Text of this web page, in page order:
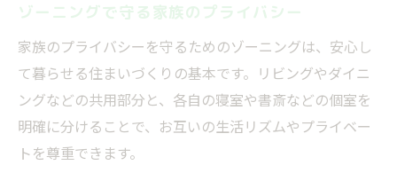
ゾーニングで守る家族のプライバシー
家族のプライバシーを守るためのゾーニングは、安心し
て暮らせる住まいづくりの基本です。リビングやダイニ
ングなどの共用部分と、各自の寝室や書斎などの個室を
明確に分けることで、お互いの生活リズムやプライベー
トを尊重できます。